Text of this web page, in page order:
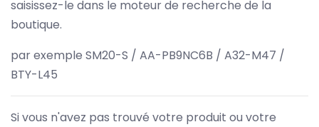
saisissez-le dans le moteur de recherche de la
boutique.
par exemple SM20-S / AA-PB9NC6B / A32-M47 /
BTY-L45
Si vous n'avez pas trouvé votre produit ou votre